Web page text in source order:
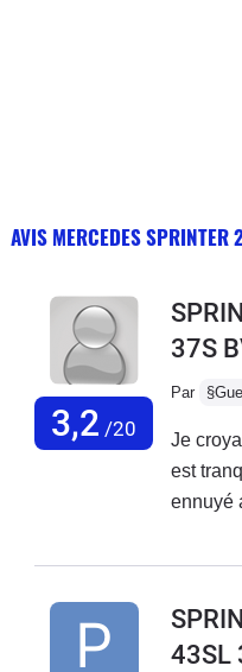
AVIS MERCEDES SPRINTER
3,2 /20
37S
Par
Je
est
ennuyé
je reste
mois
lâché,
43SL